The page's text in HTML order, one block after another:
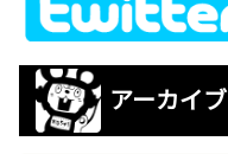
アーカイブ